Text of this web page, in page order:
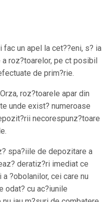
un apel la cet??eni, s? ia
roz?toarelor, pe ct posibil
de prim?rie.
roz?toarele apar din
unde exist? numeroase
necorespunz?toare
spa?iile de depozitare a
deratiz?ri imediat ce
?obolanilor, cei care nu
odat? cu ac?iunile